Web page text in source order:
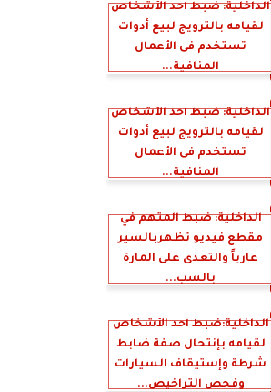
الداخلية: ضبط أحد الأشخاص
لقيامه بالترويج لبيع أدوات
تستخدم فى الأعمال
المنافية...
الداخلية: ضبط أحد الأشخاص
لقيامه بالترويج لبيع أدوات
تستخدم فى الأعمال
المنافية...
الداخلية: ضبط المتهم في
مقطع فيديو تظهربالسير
عارياً والتعدى على المارة
بالسب...
الداخلية:ضبط أحد الأشخاص
لقيامه بإنتحال صفة ضابط
شرطة وإستيقاف السيارات
وفحص التراخيص...